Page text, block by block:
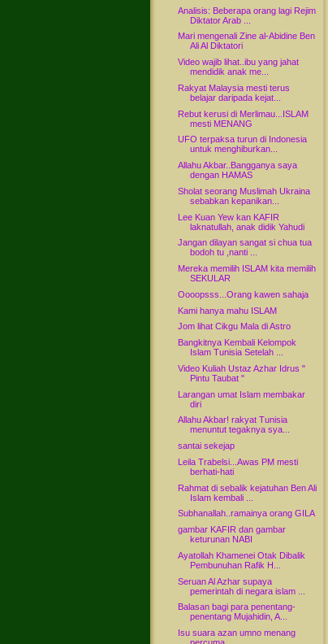
Analisis: Beberapa orang lagi Rejim
Diktator Arab ...
Mari mengenali Zine al-Abidine Ben
Ali Al Diktatori
Video wajib lihat..ibu yang jahat
mendidik anak me...
Rakyat Malaysia mesti terus
belajar daripada kejat...
Rebut kerusi di Merlimau...ISLAM
mesti MENANG
UFO terpaksa turun di Indonesia
untuk menghiburkan...
Allahu Akbar..Bangganya saya
dengan HAMAS
Sholat seorang Muslimah Ukraina
sebabkan kepanikan...
Lee Kuan Yew kan KAFIR
laknatullah, anak didik Yahudi
Jangan dilayan sangat si chua tua
bodoh tu ,nanti ...
Mereka memilih ISLAM kita memilih
SEKULAR
Oooopsss...Orang kawen sahaja
Kami hanya mahu ISLAM
Jom lihat Cikgu Mala di Astro
Bangkitnya Kembali Kelompok
Islam Tunisia Setelah ...
Video Kuliah Ustaz Azhar Idrus "
Pintu Taubat "
Larangan umat Islam membakar
diri
Allahu Akbar! rakyat Tunisia
menuntut tegaknya sya...
santai sekejap
Leila Trabelsi...Awas PM mesti
berhati-hati
Rahmat di sebalik kejatuhan Ben Ali
Islam kembali ...
Subhanallah..ramainya orang GILA
gambar KAFIR dan gambar
keturunan NABI
Ayatollah Khamenei Otak Dibalik
Pembunuhan Rafik H...
Seruan Al Azhar supaya
pemerintah di negara islam ...
Balasan bagi para penentang-
penentang Mujahidin, A...
Isu suara azan umno menang